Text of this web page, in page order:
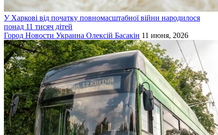
У Харкові від початку повномасштабної війни народилося
понад 11 тисяч дітей
Город Новости Украина Олексій Басакін 11 июня, 2026